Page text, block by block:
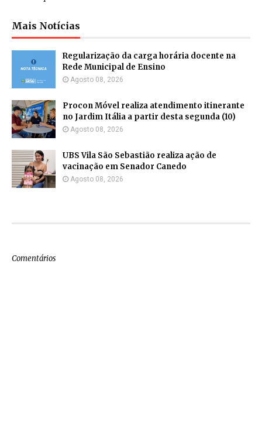
Mais Notícias
Regularização da carga horária docente na
Rede Municipal de Ensino
Agosto 08, 2026
Procon Móvel realiza atendimento itinerante
no Jardim Itália a partir desta segunda (10)
Agosto 08, 2026
UBS Vila São Sebastião realiza ação de
vacinação em Senador Canedo
Agosto 08, 2026
Comentários